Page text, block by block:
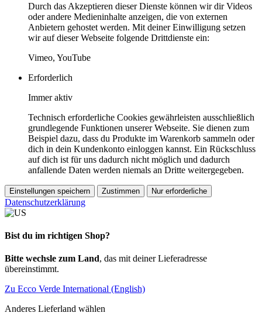
Durch das Akzeptieren dieser Dienste können wir dir Videos
oder andere Medieninhalte anzeigen, die von externen
Anbietern gehostet werden. Mit deiner Einwilligung setzen
wir auf dieser Webseite folgende Drittdienste ein:
Vimeo, YouTube
Erforderlich
Immer aktiv
Technisch erforderliche Cookies gewährleisten ausschließlich
grundlegende Funktionen unserer Webseite. Sie dienen zum
Beispiel dazu, dass du Produkte im Warenkorb sammeln oder
dich in dein Kundenkonto einloggen kannst. Ein Rückschluss
auf dich ist für uns dadurch nicht möglich und dadurch
anfallende Daten werden niemals an Dritte weitergegeben.
Einstellungen speichern Zustimmen Nur erforderliche
Datenschutzerklärung
Bist du im richtigen Shop?
Bitte wechsle zum Land, das mit deiner Lieferadresse
übereinstimmt.
Zu Ecco Verde International (English)
Anderes Lieferland wählen